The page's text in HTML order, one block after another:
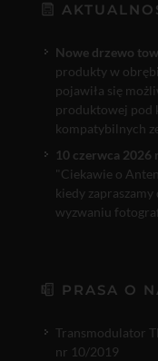
Nowe drzewo
produkty w
pojawiła się
produktowej pod
kompatybilnych
10 czerwca 2026
"Ciekawie o
kiedy
wyzwaniu
PRASA O
Transmodulator
nr 10/2019